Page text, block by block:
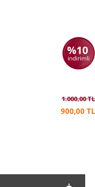
%10
indirimli
1.000,00 TL
900,00 TL